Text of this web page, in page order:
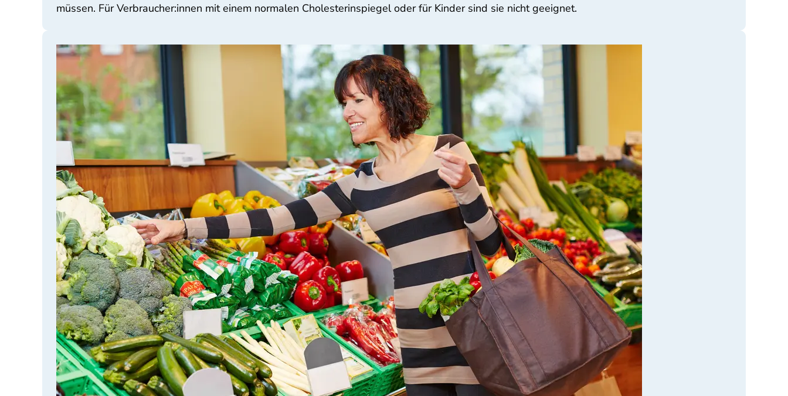
müssen. Für Verbraucher:innen mit einem normalen Cholesterinspiegel oder für Kinder sind sie nicht geeignet.